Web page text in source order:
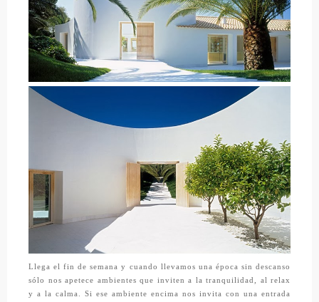
Llega el fin de semana y cuando llevamos una época sin descanso
sólo nos apetece ambientes que inviten a la tranquilidad, al relax
y a la calma. Si ese ambiente encima nos invita con una entrada